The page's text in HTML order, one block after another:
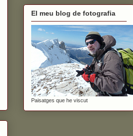
El meu blog de fotografia
Paisatges que he viscut